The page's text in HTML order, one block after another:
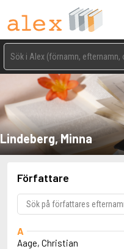
Lindeberg, Minna
Författare
A
Aage, Christian